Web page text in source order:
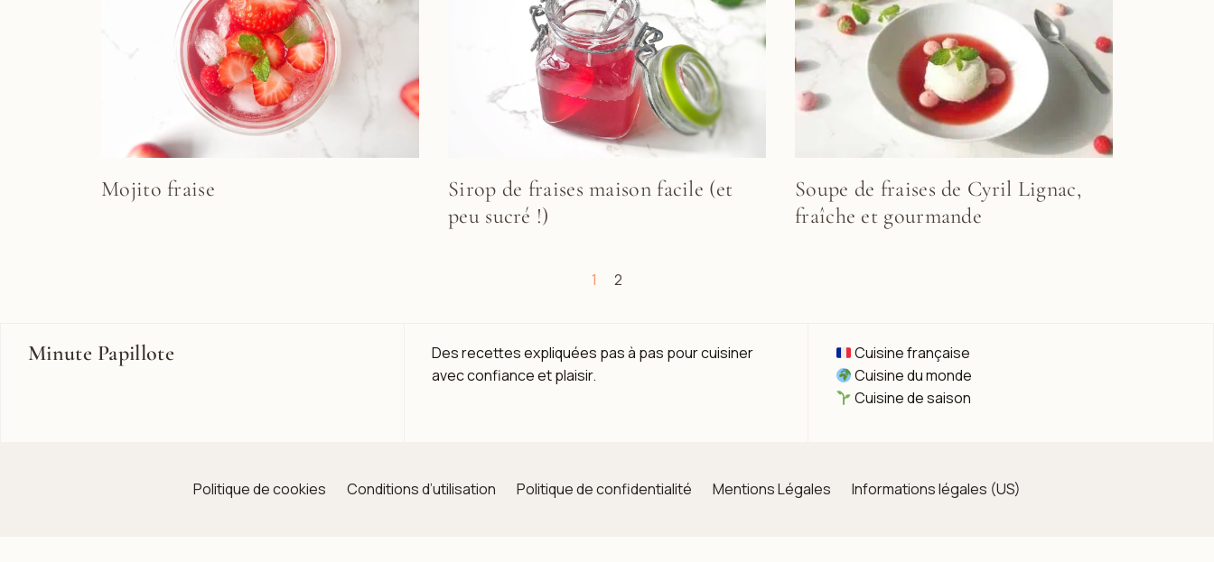
Mojito fraise
Sirop de fraises maison facile (et
peu sucré !)
Soupe de fraises de Cyril Lignac,
fraîche et gourmande
1 2
Minute Papillote
Des recettes expliquées pas à pas pour cuisiner
avec confiance et plaisir.
Cuisine française
Cuisine du monde
Cuisine de saison
Politique de cookies Conditions d’utilisation Politique de confidentialité Mentions Légales Informations légales (US)